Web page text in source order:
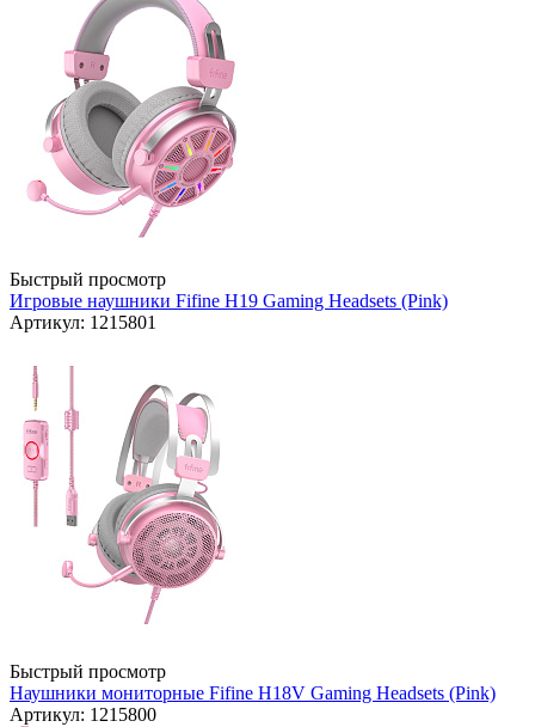
Быстрый просмотр
Игровые наушники Fifine H19 Gaming Headsets (Pink)
Артикул: 1215801
Быстрый просмотр
Наушники мониторные Fifine H18V Gaming Headsets (Pink)
Артикул: 1215800